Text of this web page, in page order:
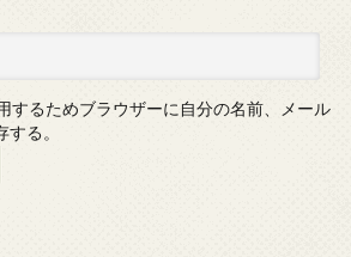
するためブラウザーに自分の名前、メール
る。